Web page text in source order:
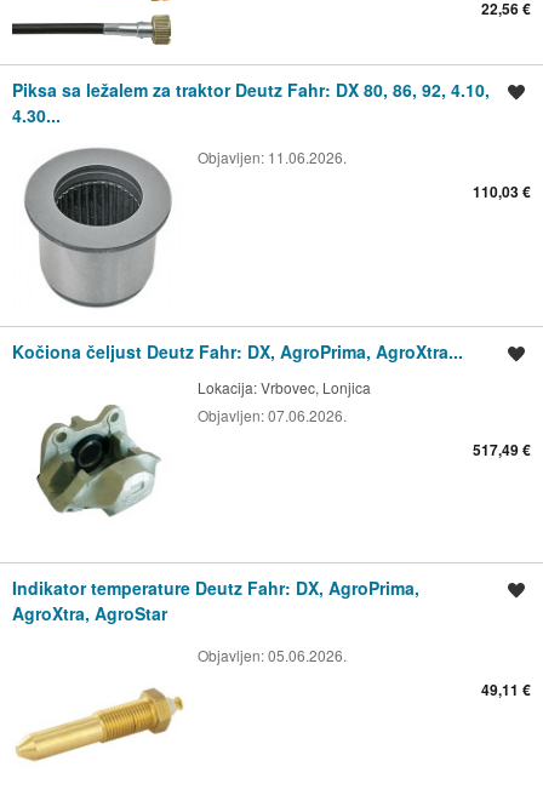
22,56 €
Piksa sa ležalem za traktor Deutz Fahr: DX 80, 86, 92, 4.10,
4.30...
Objavljen: 11.06.2026.
110,03 €
Kočiona čeljust Deutz Fahr: DX, AgroPrima, AgroXtra...
Lokacija:Vrbovec, Lonjica
Objavljen:07.06.2026.
517,49 €
Indikator temperature Deutz Fahr: DX, AgroPrima,
AgroXtra, AgroStar
Objavljen:05.06.2026.
49,11 €